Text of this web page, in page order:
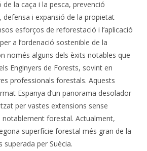
la caça i la pesca, prevenció
defensa i expansió de la propietat
esforços de reforestació i l’aplicació
a l’ordenació sostenible de la
només alguns dels èxits notables que
Enginyers de Forests, sovint en
professionals forestals. Aquests
Espanya d’un panorama desolador
per vastes extensions sense
notablement forestal. Actualment,
superfície forestal més gran de la
superada per Suècia.